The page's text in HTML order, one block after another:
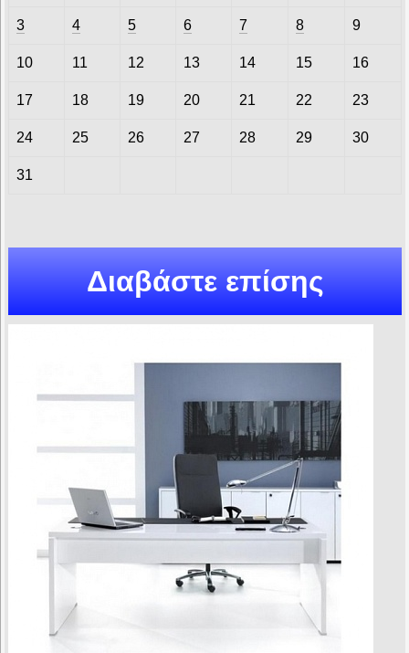
3 4 5 6 7 8 9
10 11 12 13 14 15 16
17 18 19 20 21 22 23
24 25 26 27 28 29 30
31
Διαβάστε επίσης